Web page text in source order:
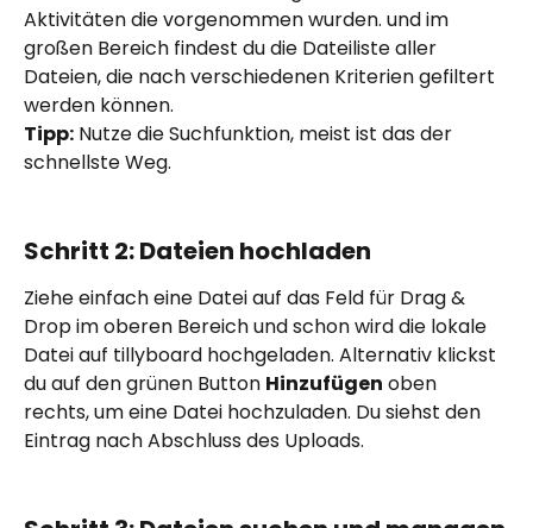
Aktivitäten die vorgenommen wurden. und im
großen Bereich findest du die Dateiliste aller
Dateien, die nach verschiedenen Kriterien gefiltert
werden können.
Tipp: Nutze die Suchfunktion, meist ist das der
schnellste Weg.
Schritt 2: Dateien hochladen
Ziehe einfach eine Datei auf das Feld für Drag &
Drop im oberen Bereich und schon wird die lokale
Datei auf tillyboard hochgeladen. Alternativ klickst
du auf den grünen Button Hinzufügen oben
rechts, um eine Datei hochzuladen. Du siehst den
Eintrag nach Abschluss des Uploads.